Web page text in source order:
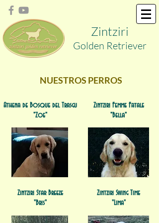
Zintziri
Golden Retriever
NUESTROS PERROS
Athena de Bosque del Trasgu
"Zoe"
Zintziri Star Breeze
"Bris"
Zintziri Femme Fatale
"Bella"
Zintziri Swing Time
"Lima"